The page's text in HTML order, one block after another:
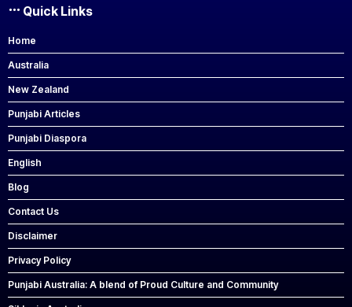
Quick Links
Home
Australia
New Zealand
Punjabi Articles
Punjabi Diaspora
English
Blog
Contact Us
Disclaimer
Privacy Policy
Punjabi Australia: A blend of Proud Culture and Community